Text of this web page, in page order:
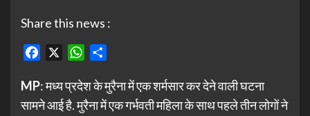
Share this news :
Facebook WhatsApp
MP: मध्य प्रदेश के मुरैना में एक शर्मसार कर देने वाली घटना
सामने आई है. मुरैना में एक गर्भवती महिला के साथ पहले तीन लोगों ने